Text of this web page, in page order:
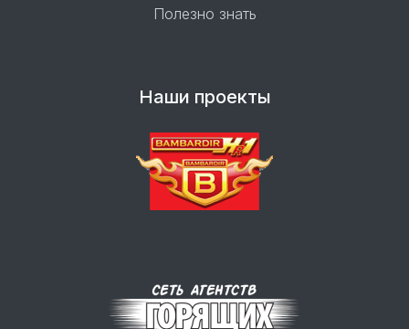
Полезно знать
Наши проекты